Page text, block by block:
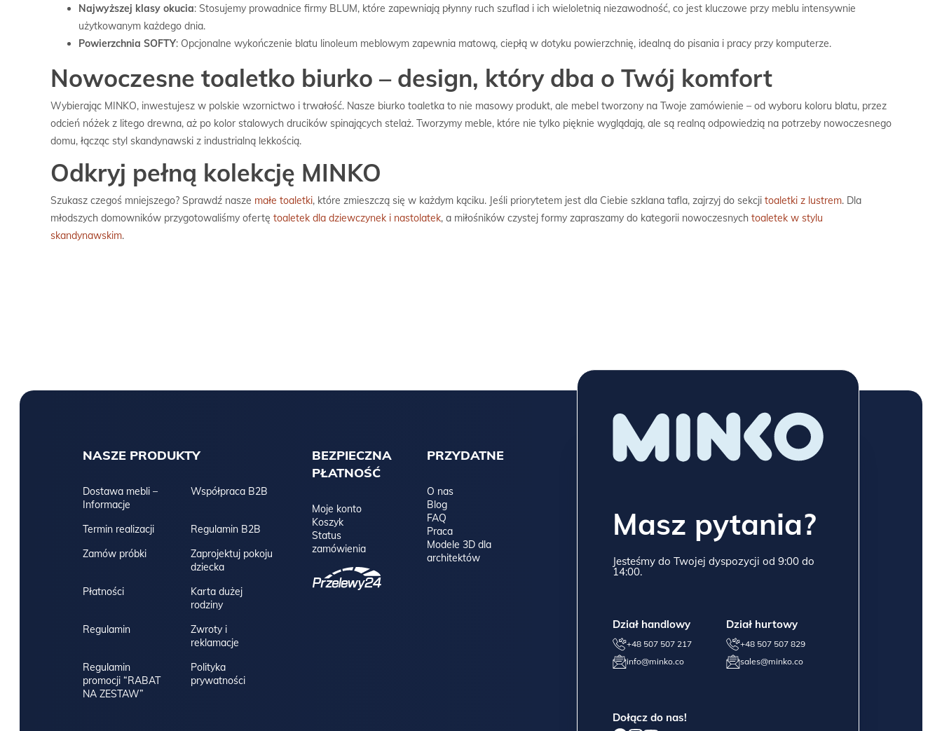
Najwyższej klasy okucia: Stosujemy prowadnice firmy BLUM, które zapewniają płynny ruch szuflad i ich wieloletnią niezawodność, co jest kluczowe przy meblu intensywnie
użytkowanym każdego dnia.
Powierzchnia SOFTY: Opcjonalne wykończenie blatu linoleum meblowym zapewnia matową, ciepłą w dotyku powierzchnię, idealną do pisania i pracy przy komputerze.
Nowoczesne toaletko biurko – design, który dba o Twój komfort
Wybierając MINKO, inwestujesz w polskie wzornictwo i trwałość. Nasze biurko toaletka to nie masowy produkt, ale mebel tworzony na Twoje zamówienie – od wyboru koloru blatu, przez
odcień nóżek z litego drewna, aż po kolor stalowych drucików spinających stelaż. Tworzymy meble, które nie tylko pięknie wyglądają, ale są realną odpowiedzią na potrzeby nowoczesnego
domu, łącząc styl skandynawski z industrialną lekkością.
Odkryj pełną kolekcję MINKO
Szukasz czegoś mniejszego? Sprawdź nasze małe toaletki, które zmieszczą się w każdym kąciku. Jeśli priorytetem jest dla Ciebie szklana tafla, zajrzyj do sekcji toaletki z lustrem. Dla
młodszych domowników przygotowaliśmy ofertę toaletek dla dziewczynek i nastolatek, a miłośników czystej formy zapraszamy do kategorii nowoczesnych toaletek w stylu
skandynawskim.
NASZE PRODUKTY
Dostawa mebli –
Informacje
Termin realizacji
Zamów próbki
Płatności
Regulamin
Regulamin
promocji “RABAT
NA ZESTAW”
Współpraca B2B
Regulamin B2B
Zaprojektuj pokoju
dziecka
Karta dużej
rodziny
Zwroty i
reklamacje
Polityka
prywatności
BEZPIECZNA
PŁATNOŚĆ
Moje konto
Koszyk
Status
zamówienia
PRZYDATNE
O nas
Blog
FAQ
Praca
Modele 3D dla
architektów
Masz pytania?
Jesteśmy do Twojej dyspozycji od 9:00 do
14:00.
Dział handlowy
+48 507 507 217
info@minko.co
Dział hurtowy
+48 507 507 829
sales@minko.co
Dołącz do nas!